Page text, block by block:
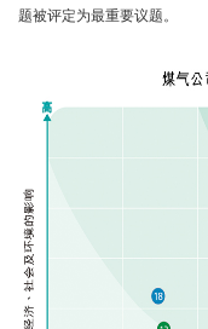
题被评定为最重要议题。